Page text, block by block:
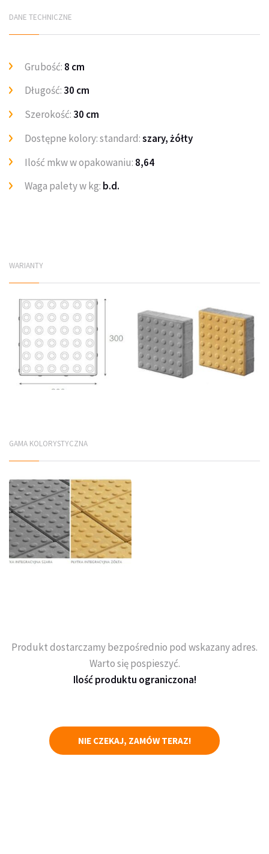
DANE TECHNICZNE
Grubość: 8 cm
Długość:30 cm
Szerokość:30 cm
Dostępne kolory: standard:szary, żółty
Ilość mkw w opakowaniu: 8,64
Waga palety w kg: b.d.
WARIANTY
GAMA KOLORYSTYCZNA
Produkt dostarczamy bezpośrednio pod wskazany adres.
Warto się pospieszyć.
Ilość produktu ograniczona!
NIE CZEKAJ, ZAMÓW TERAZ!